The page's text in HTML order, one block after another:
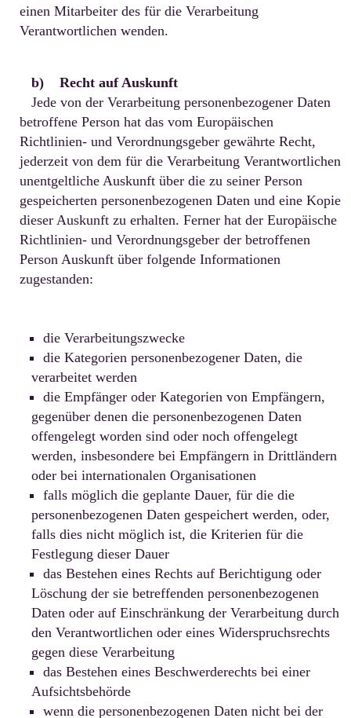
einen Mitarbeiter des für die Verarbeitung
Verantwortlichen wenden.
b) Recht auf Auskunft
Jede von der Verarbeitung personenbezogener Daten
betroffene Person hat das vom Europäischen
Richtlinien- und Verordnungsgeber gewährte Recht,
jederzeit von dem für die Verarbeitung Verantwortlichen
unentgeltliche Auskunft über die zu seiner Person
gespeicherten personenbezogenen Daten und eine Kopie
dieser Auskunft zu erhalten. Ferner hat der Europäische
Richtlinien- und Verordnungsgeber der betroffenen
Person Auskunft über folgende Informationen
zugestanden:
die Verarbeitungszwecke
die Kategorien personenbezogener Daten, die
verarbeitet werden
die Empfänger oder Kategorien von Empfängern,
gegenüber denen die personenbezogenen Daten
offengelegt worden sind oder noch offengelegt
werden, insbesondere bei Empfängern in Drittländern
oder bei internationalen Organisationen
falls möglich die geplante Dauer, für die die
personenbezogenen Daten gespeichert werden, oder,
falls dies nicht möglich ist, die Kriterien für die
Festlegung dieser Dauer
das Bestehen eines Rechts auf Berichtigung oder
Löschung der sie betreffenden personenbezogenen
Daten oder auf Einschränkung der Verarbeitung durch
den Verantwortlichen oder eines Widerspruchsrechts
gegen diese Verarbeitung
das Bestehen eines Beschwerderechts bei einer
Aufsichtsbehörde
wenn die personenbezogenen Daten nicht bei der